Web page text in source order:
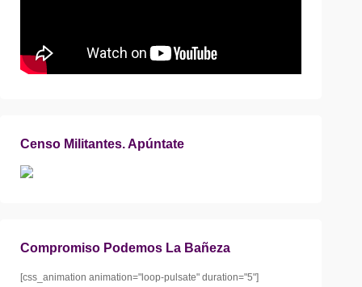
Censo Militantes. Apúntate
Compromiso Podemos La Bañeza
[css_animation animation="loop-pulsate" duration="5"]